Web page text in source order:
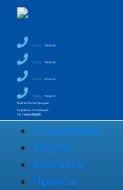
+7 (351) 796-66-88
+7 (351) 796-66-89
+7 (351) 791-85-43
+7 (351)
750-60-35
Войти Регистрация
Корзина0 позиций
на сумму0 руб.
О компании
Услуги
Контакты
Прайсы